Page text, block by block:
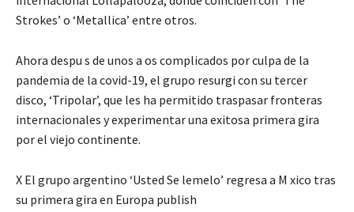
Strokes’ o ‘Metallica’ entre otros.
Ahora despu s de unos a os complicados por culpa de la
pandemia de la covid-19, el grupo resurgi con su tercer
disco, ‘Tripolar’, que les ha permitido traspasar fronteras
internacionales y experimentar una exitosa primera gira
por el viejo continente.
X El grupo argentino ‘Usted Se lemelo’ regresa a M xico tras
su primera gira en Europa publish